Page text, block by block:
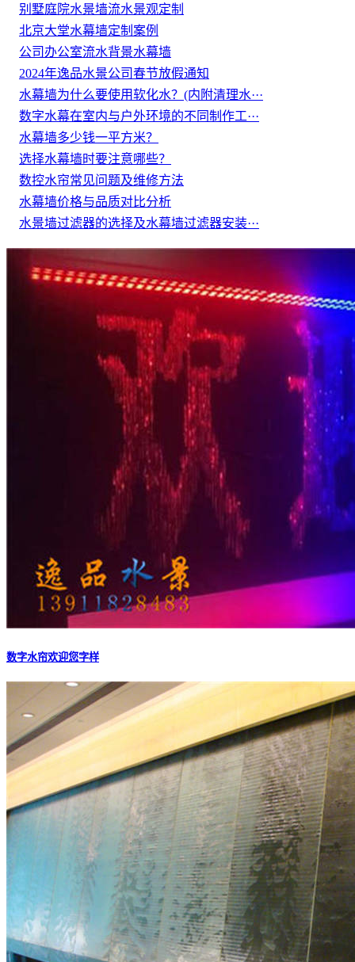
别墅庭院水景墙流水景观定制
北京大堂水幕墙定制案例
公司办公室流水背景水幕墙
2024年逸品水景公司春节放假通知
水幕墙为什么要使用软化水？(内附清理水···
数字水幕在室内与户外环境的不同制作工···
水幕墙多少钱一平方米？
选择水幕墙时要注意哪些？
数控水帘常见问题及维修方法
水幕墙价格与品质对比分析
水景墙过滤器的选择及水幕墙过滤器安装···
数字水帘欢迎您字样